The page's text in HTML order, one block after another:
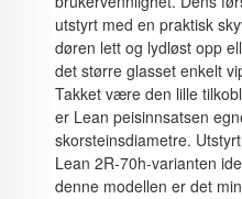
utstyrt med en praktisk
døren lett og lydløst opp
det større glasset enkelt
Takket være den lille
er Lean peisinnsatsen
skorsteinsdiametre.
Lean 2R-70h-varianten
denne modellen er det